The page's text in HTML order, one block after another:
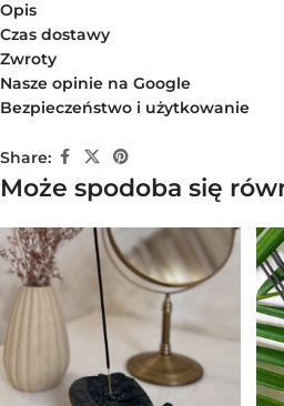
Opis
Czas dostawy
Zwroty
Nasze opinie na Google
Bezpieczeństwo i użytkowanie
Share:
Może spodoba się